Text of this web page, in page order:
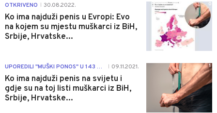
OTKRIVENO 30.08.2022.
Ko ima najduži penis u Evropi: Evo
na kojem su mjestu muškarci iz BiH,
Srbije, Hrvatske...
0
UPOREDILI "MUŠKI PONOS" U 143 DRŽAVE 09.11.2021.
Ko ima najduži penis na svijetu i
gdje su na toj listi muškarci iz BiH,
Srbije, Hrvatske...
1